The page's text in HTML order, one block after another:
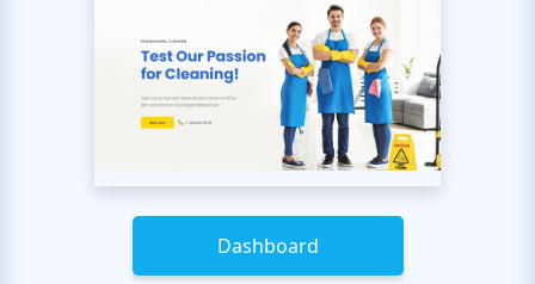
Dashboard